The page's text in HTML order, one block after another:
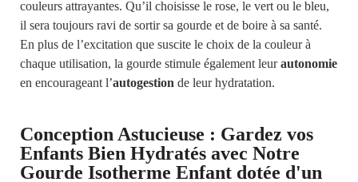
couleurs attrayantes. Qu’il choisisse le rose, le vert ou le bleu,
il sera toujours ravi de sortir sa gourde et de boire à sa santé.
En plus de l’excitation que suscite le choix de la couleur à
chaque utilisation, la gourde stimule également leurautonomie
en encourageant l’autogestion de leur hydratation.
Conception Astucieuse : Gardez vos
Enfants Bien Hydratés avec Notre
Gourde Isotherme Enfant dotée d'un